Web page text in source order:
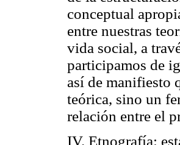
conceptual
entre nuestras
vida social, a
participamos de
así de manifiesto
teórica, sino un
relación entre el
IV. Etnografía: